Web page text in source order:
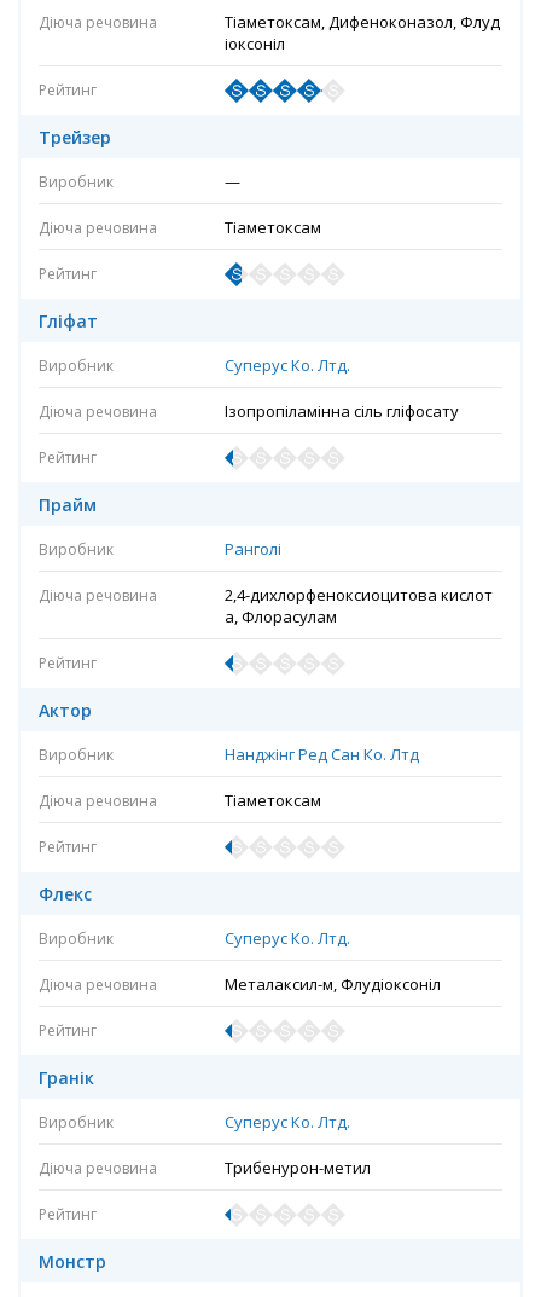
Тіаметоксам, Дифеноконазол, Флуд
іоксоніл
Трейзер
—
Тіаметоксам
Гліфат
Суперус Ко. Лтд.
Ізопропіламінна сіль гліфосату
Прайм
Ранголі
2,4-дихлорфеноксиоцитова кислот
а, Флорасулам
Актор
Нанджінг Ред Сан Ко. Лтд
Тіаметоксам
Флекс
Суперус Ко. Лтд.
Металаксил-м, Флудіоксоніл
Гранік
Суперус Ко. Лтд.
Трибенурон-метил
Монстр